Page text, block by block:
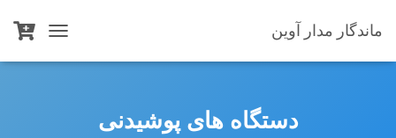
ماندگار مدار آوین
TOGGLE
NAVIGATION
دستگاه های پوشیدنی